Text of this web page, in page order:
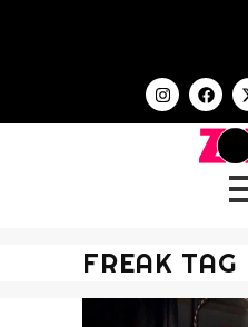
FREAK TAG